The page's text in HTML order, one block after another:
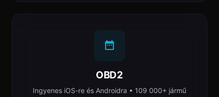
OBD2
Ingyenes iOS-re és Androidra • 109 000+ jármű